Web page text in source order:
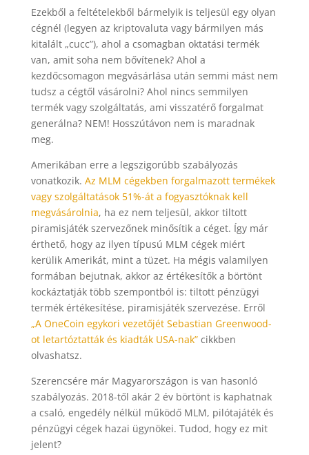
Ezekből a feltételekből bármelyik is teljesül egy olyan
cégnél (legyen az kriptovaluta vagy bármilyen más
kitalált „cucc”), ahol a csomagban oktatási termék
van, amit soha nem bővítenek? Ahol a
kezdőcsomagon megvásárlása után semmi mást nem
tudsz a cégtől vásárolni? Ahol nincs semmilyen
termék vagy szolgáltatás, ami visszatérő forgalmat
generálna? NEM! Hosszútávon nem is maradnak
meg.
Amerikában erre a legszigorúbb szabályozás
vonatkozik. Az MLM cégekben forgalmazott termékek
vagy szolgáltatások 51%-át a fogyasztóknak kell
megvásárolnia, ha ez nem teljesül, akkor tiltott
piramisjáték szervezőnek minősítik a céget. Így már
érthető, hogy az ilyen típusú MLM cégek miért
kerülik Amerikát, mint a tüzet. Ha mégis valamilyen
formában bejutnak, akkor az értékesítők a börtönt
kockáztatják több szempontból is: tiltott pénzügyi
termék értékesítése, piramisjáték szervezése. Erről
„A OneCoin egykori vezetőjét Sebastian Greenwood-
ot letartóztatták és kiadták USA-nak” cikkben
olvashatsz.
Szerencsére már Magyarországon is van hasonló
szabályozás. 2018-től akár 2 év börtönt is kaphatnak
a csaló, engedély nélkül működő MLM, pilótajáték és
pénzügyi cégek hazai ügynökei. Tudod, hogy ez mit
jelent?